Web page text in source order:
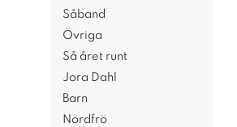
Såband
Övriga
Så året runt
Jora Dahl
Barn
Nordfrö